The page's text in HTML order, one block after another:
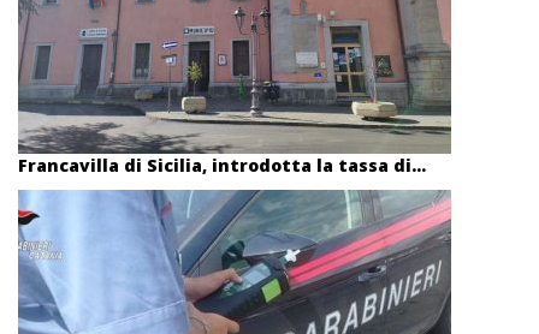
Francavilla di Sicilia, introdotta la tassa di...